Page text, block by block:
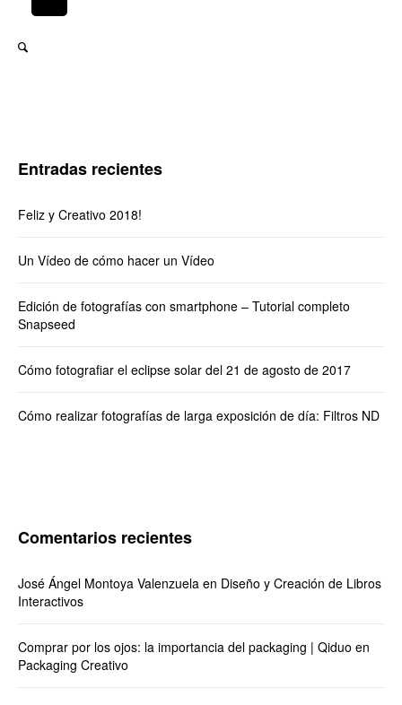
Entradas recientes
Feliz y Creativo 2018!
Un Vídeo de cómo hacer un Vídeo
Edición de fotografías con smartphone – Tutorial completo
Snapseed
Cómo fotografiar el eclipse solar del 21 de agosto de 2017
Cómo realizar fotografías de larga exposición de día: Filtros ND
Comentarios recientes
José Ángel Montoya Valenzuela en Diseño y Creación de Libros
Interactivos
Comprar por los ojos: la importancia del packaging | Qiduo en
Packaging Creativo